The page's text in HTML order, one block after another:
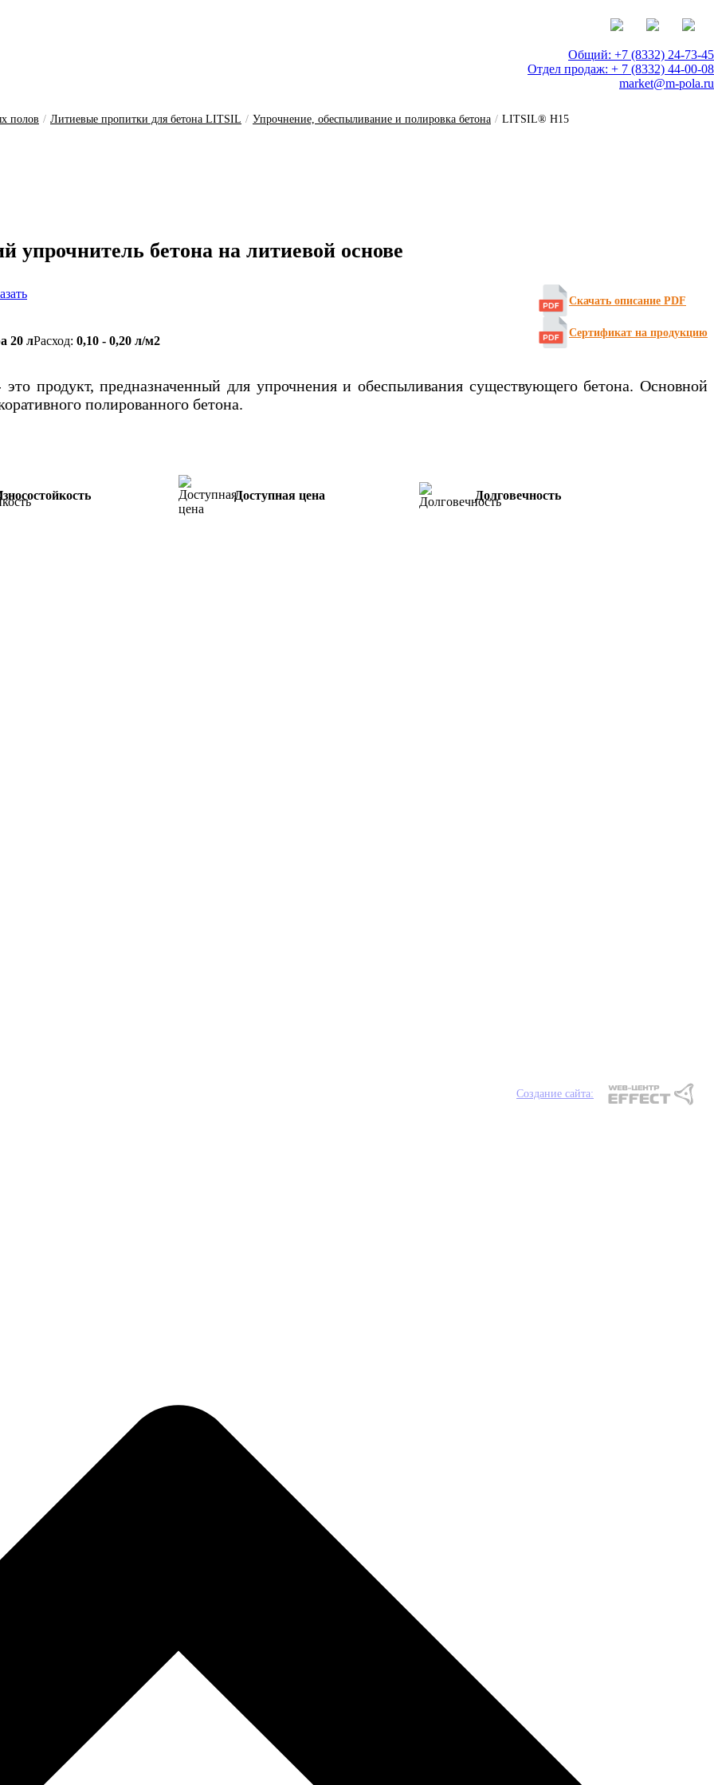
Общий: +7 (8332) 24-73-45
Отдел продаж: + 7 (8332) 44-00-08
market@m-pola.ru
полов / Литиевые пропитки для бетона LITSIL / Упрочнение, обеспыливание и полировка бетона / LITSIL® H15
упрочнитель бетона на литиевой основе
20 лРасход: 0,10 - 0,20 л/м2
Скачать описание PDF
Сертификат на продукцию
продукт, предназначенный для упрочнения и обеспыливания существующего бетона. Основной
полированного бетона.
Доступная цена Долговечность
Создание сайта: